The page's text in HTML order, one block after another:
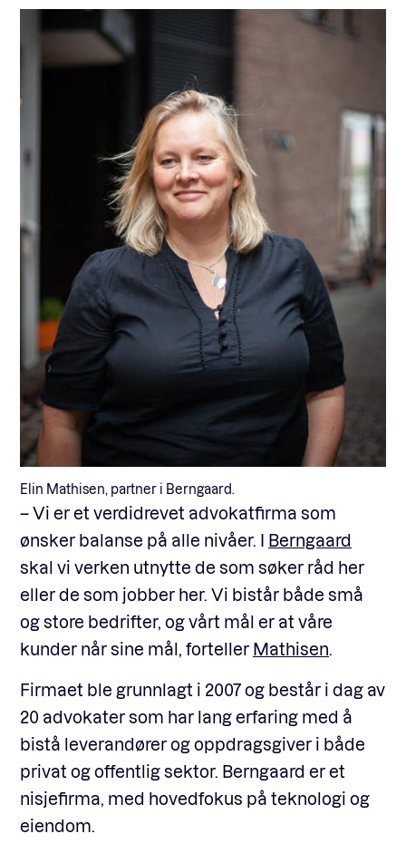
Elin Mathisen, partner i Berngaard.
– Vi er et verdidrevet advokatfirma som
ønsker balanse på alle nivåer. I Berngaard
skal vi verken utnytte de som søker råd her
eller de som jobber her. Vi bistår både små
og store bedrifter, og vårt mål er at våre
kunder når sine mål, forteller Mathisen
Firmaet ble grunnlagt i 2007 og består i dag av
20 advokater som har lang erfaring med å
bistå leverandører og oppdragsgiver i både
privat og offentlig sektor. Berngaard er et
nisjefirma, med hovedfokus på teknologi og
eiendom.